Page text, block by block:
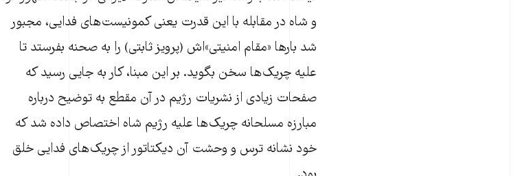
و شاه در مقابله با این قدرت یعنی کمونیست‌های فدایی، مجبور
شد بارها «مقام امنیتی»اش (پرویز ثابتی) را به صحنه بفرستد تا
علیه چریک‌ها سخن بگوید. بر این مبنا، کار به جایی رسید که
صفحات زیادی از نشریات رژیم در آن مقطع به توضیح درباره
مبارزه مسلحانه چریک‌ها علیه رژیم شاه اختصاص داده شد که
خود نشانه ترس و وحشت آن دیکتاتور از چریک‌های فدایی خلق